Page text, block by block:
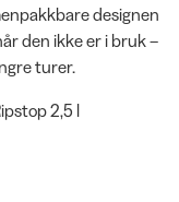
designen
den ikke er i bruk –
turer.
2,5 l